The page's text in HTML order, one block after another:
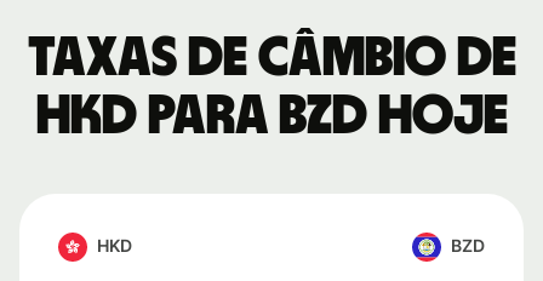
Taxas de câmbio de
HKD para BZD hoje
HKD BZD